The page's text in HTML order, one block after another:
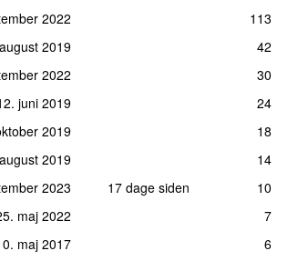
2022
113
2019
42
2022
30
juni 2019
24
2019
18
2019
14
2023 17 dage siden
10
maj 2022
7
maj 2017
6